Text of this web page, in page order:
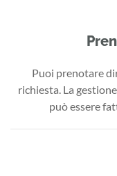
Puoi prenotare
richiesta. La
può essere